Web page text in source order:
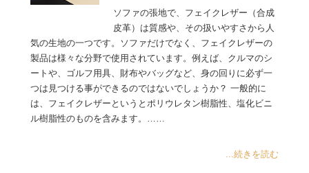
ソファの張地で、フェイクレザー（合成
皮革）は質感や、その扱いやすさから人
気の生地の一つです。ソファだけでなく、フェイクレザーの
製品は様々な分野で使用されています。例えば、クルマのシ
ートや、ゴルフ用具、財布やバッグなど、身の回りに必ず一
つは見つける事ができるのではないでしょうか？ 一般的に
は、フェイクレザーというとポリウレタン樹脂性、塩化ビニ
ル樹脂性のものを含みます。……
...続きを読む